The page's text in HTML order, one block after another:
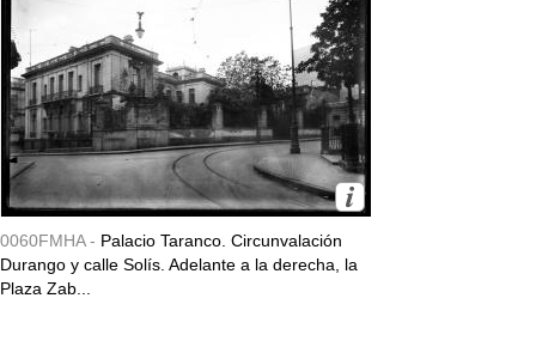
0060FMHA - Palacio Taranco. Circunvalación
Durango y calle Solís. Adelante a la derecha, la
Plaza Zab...